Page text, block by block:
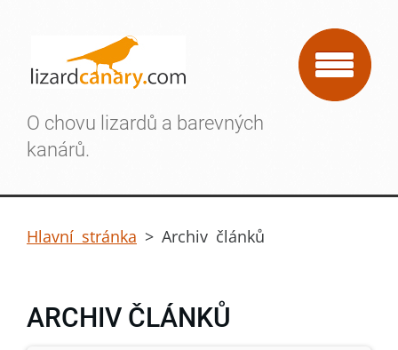
O chovu lizardů a barevných
kanárů.
Hlavní stránka > Archiv článků
ARCHIV ČLÁNKŮ